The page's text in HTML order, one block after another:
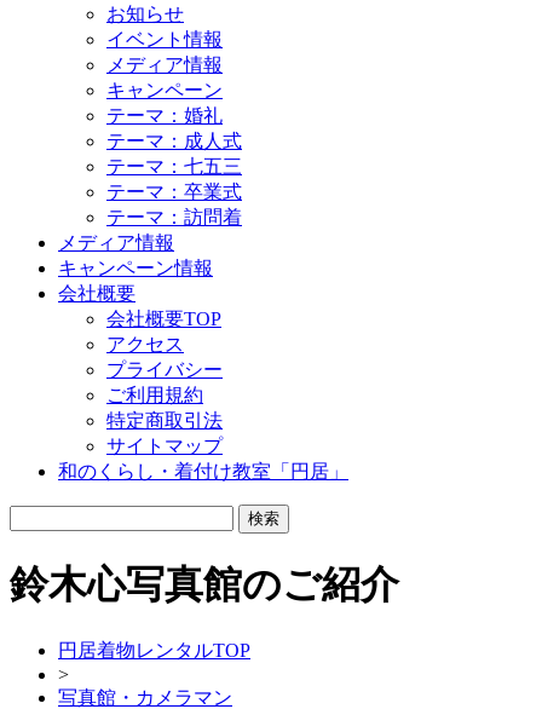
お知らせ
イベント情報
メディア情報
キャンペーン
テーマ：婚礼
テーマ：成人式
テーマ：七五三
テーマ：卒業式
テーマ：訪問着
メディア情報
キャンペーン情報
会社概要
会社概要TOP
アクセス
プライバシー
ご利用規約
特定商取引法
サイトマップ
和のくらし・着付け教室「円居」
鈴木心写真館のご紹介
円居着物レンタルTOP
>
写真館・カメラマン